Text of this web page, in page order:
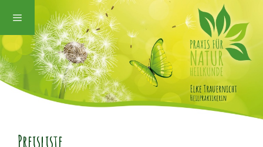
Inhalt
springen
Preisliste